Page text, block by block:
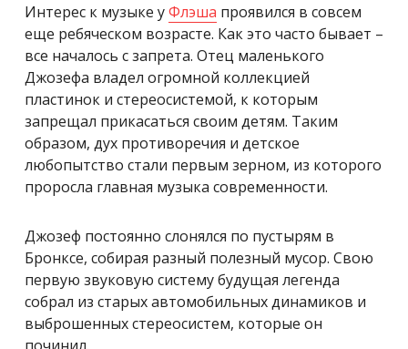
Интерес к музыке уФлэша проявился в совсем
еще ребяческом возрасте. Как это часто бывает –
все началось с запрета. Отец маленького
Джозефа владел огромной коллекцией
пластинок и стереосистемой, к которым
запрещал прикасаться своим детям. Таким
образом, дух противоречия и детское
любопытство стали первым зерном, из которого
проросла главная музыка современности.
Джозеф постоянно слонялся по пустырям в
Бронксе, собирая разный полезный мусор. Свою
первую звуковую систему будущая легенда
собрал из старых автомобильных динамиков и
выброшенных стереосистем, которые он